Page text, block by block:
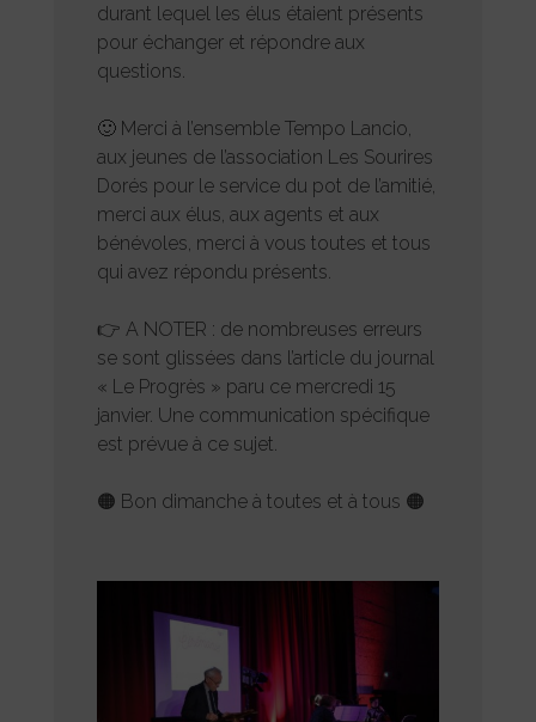
durant lequel les élus étaient présents
pour échanger et répondre aux
questions.
🙂 Merci à l’ensemble Tempo Lancio,
aux jeunes de l’association Les Sourires
Dorés pour le service du pot de l’amitié,
merci aux élus, aux agents et aux
bénévoles, merci à vous toutes et tous
qui avez répondu présents.
👉 A NOTER : de nombreuses erreurs
se sont glissées dans l’article du journal
« Le Progrès » paru ce mercredi 15
janvier. Une communication spécifique
est prévue à ce sujet.
🟠 Bon dimanche à toutes et à tous 🟠